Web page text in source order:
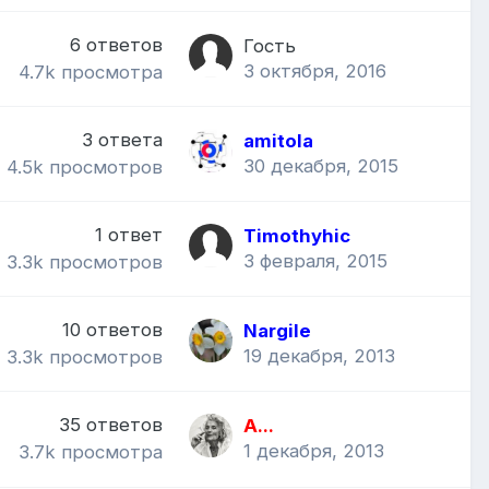
6 ответов
4.7k просмотра
Гость
3 октября, 2016
3 ответа
4.5k просмотров
amitola
30 декабря, 2015
1 ответ
3.3k просмотров
Timothyhic
3 февраля, 2015
10 ответов
3.3k просмотров
Nargile
19 декабря, 2013
35 ответов
3.7k просмотра
A...
1 декабря, 2013